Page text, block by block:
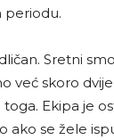
periodu.
Sretni
već skoro
Ekipa je
ako se žele